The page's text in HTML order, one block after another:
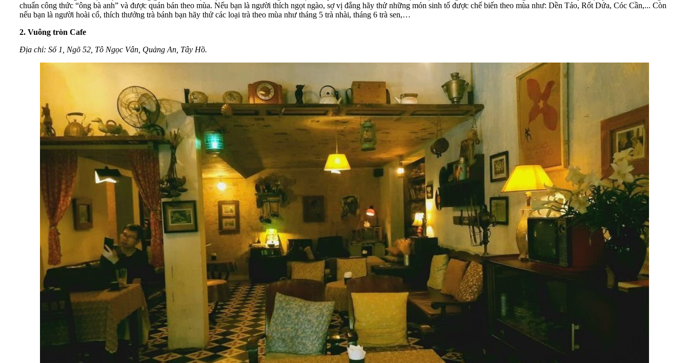
chuẩn công thức “ông bà anh” và được quán bán theo mùa. Nếu bạn là người thích ngọt ngào, sợ vị đắng hãy thử những món sinh tố được chế biến theo mùa như: Dền Táo, Rốt Dứa, Cóc Cần,... Còn
nếu bạn là người hoài cổ, thích thưởng trà bánh bạn hãy thử các loại trà theo mùa như tháng 5 trà nhài, tháng 6 trà sen,…
2. Vuông tròn Cafe
Địa chỉ: Số 1, Ngõ 52, Tô Ngọc Vân, Quảng An, Tây Hồ.